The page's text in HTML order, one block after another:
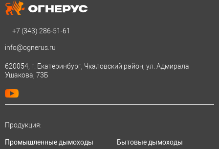
+7 (343) 286-51-61
info@ognerus.ru
620054, г. Екатеринбург, Чкаловский район, ул. Адмирала
Ушакова, 73Б
Продукция:
Промышленные дымоходы
Бытовые дымоходы